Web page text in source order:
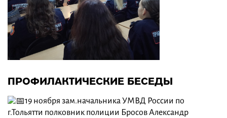
ПРОФИЛАКТИЧЕСКИЕ БЕСЕДЫ
19 ноября зам.начальника УМВД России по
г.Тольятти полковник полиции Бросов Александр